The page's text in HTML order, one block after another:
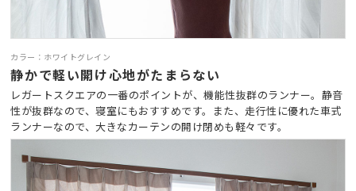
カラー：ホワイトグレイン
静かで軽い開け心地がたまらない
レガートスクエアの一番のポイントが、機能性抜群のランナー。静音
性が抜群なので、寝室にもおすすめです。また、走行性に優れた車式
ランナーなので、大きなカーテンの開け閉めも軽々です。